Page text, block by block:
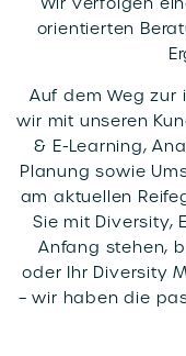
orientierten
Auf dem Weg zur
wir mit unseren
& E-Learning,
Planung sowie
am aktuellen
Sie mit Diversity,
Anfang stehen,
oder Ihr Diversity
– wir haben die